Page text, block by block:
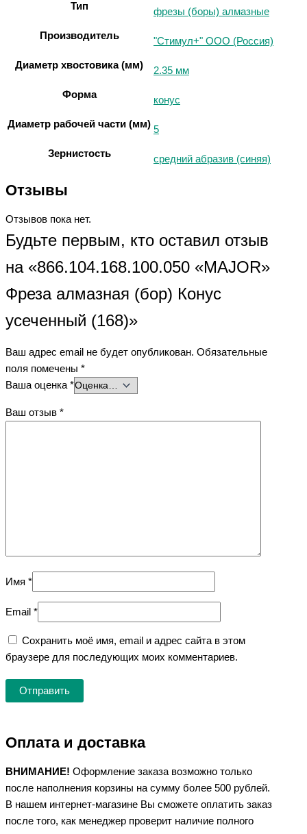
Тип фрезы (боры) алмазные
Производитель "Стимул+" ООО (Россия)
Диаметр хвостовика (мм) 2.35 мм
Форма конус
Диаметр рабочей части (мм) 5
Зернистость средний абразив (синяя)
Отзывы
Отзывов пока нет.
Будьте первым, кто оставил отзыв
на «866.104.168.100.050 «MAJOR»
Фреза алмазная (бор) Конус
усеченный (168)»
Ваш адрес email не будет опубликован. Обязательные
поля помечены *
Ваша оценка*
Ваш отзыв *
Имя *
Email *
Сохранить моё имя, email и адрес сайта в этом
браузере для последующих моих комментариев.
Оплата и доставка
ВНИМАНИЕ! Оформление заказа возможно только
после наполнения корзины на сумму более 500 рублей.
В нашем интернет-магазине Вы сможете оплатить заказ
после того, как менеджер проверит наличие полного